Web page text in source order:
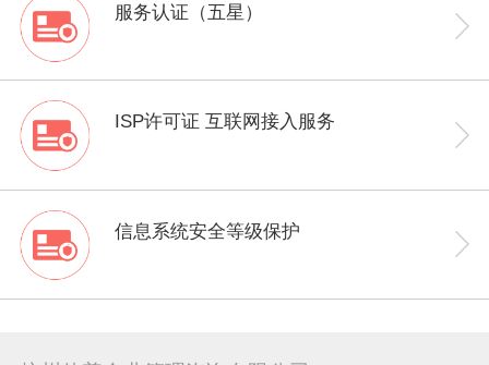
服务认证（五星）
ISP许可证 互联网接入服务
信息系统安全等级保护